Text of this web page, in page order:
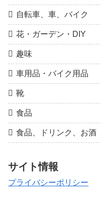
自転車、車、バイク
花・ガーデン・DIY
趣味
車用品・バイク用品
靴
食品
食品、ドリンク、お酒
サイト情報
プライバシーポリシー